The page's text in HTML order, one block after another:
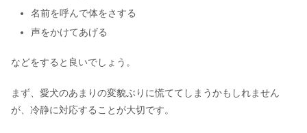
名前を呼んで体をさする
声をかけてあげる
などをすると良いでしょう。
まず、愛犬のあまりの変貌ぶりに慌ててしまうかもしれません
が、冷静に対応することが大切です。